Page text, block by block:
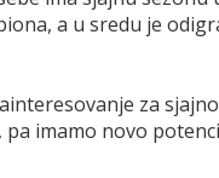
a u sredu je
za
imamo novo